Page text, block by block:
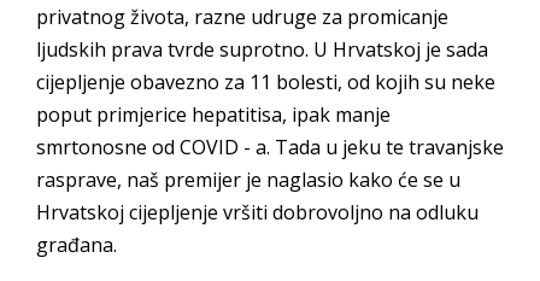
privatnog života, razne udruge za promicanje
ljudskih prava tvrde suprotno. U Hrvatskoj je sada
cijepljenje obavezno za 11 bolesti, od kojih su neke
poput primjerice hepatitisa, ipak manje
smrtonosne od COVID - a. Tada u jeku te travanjske
rasprave, naš premijer je naglasio kako će se u
Hrvatskoj cijepljenje vršiti dobrovoljno na odluku
građana.